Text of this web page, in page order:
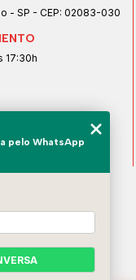
- SP - CEP: 02083-030
17:30h
pelo WhatsApp